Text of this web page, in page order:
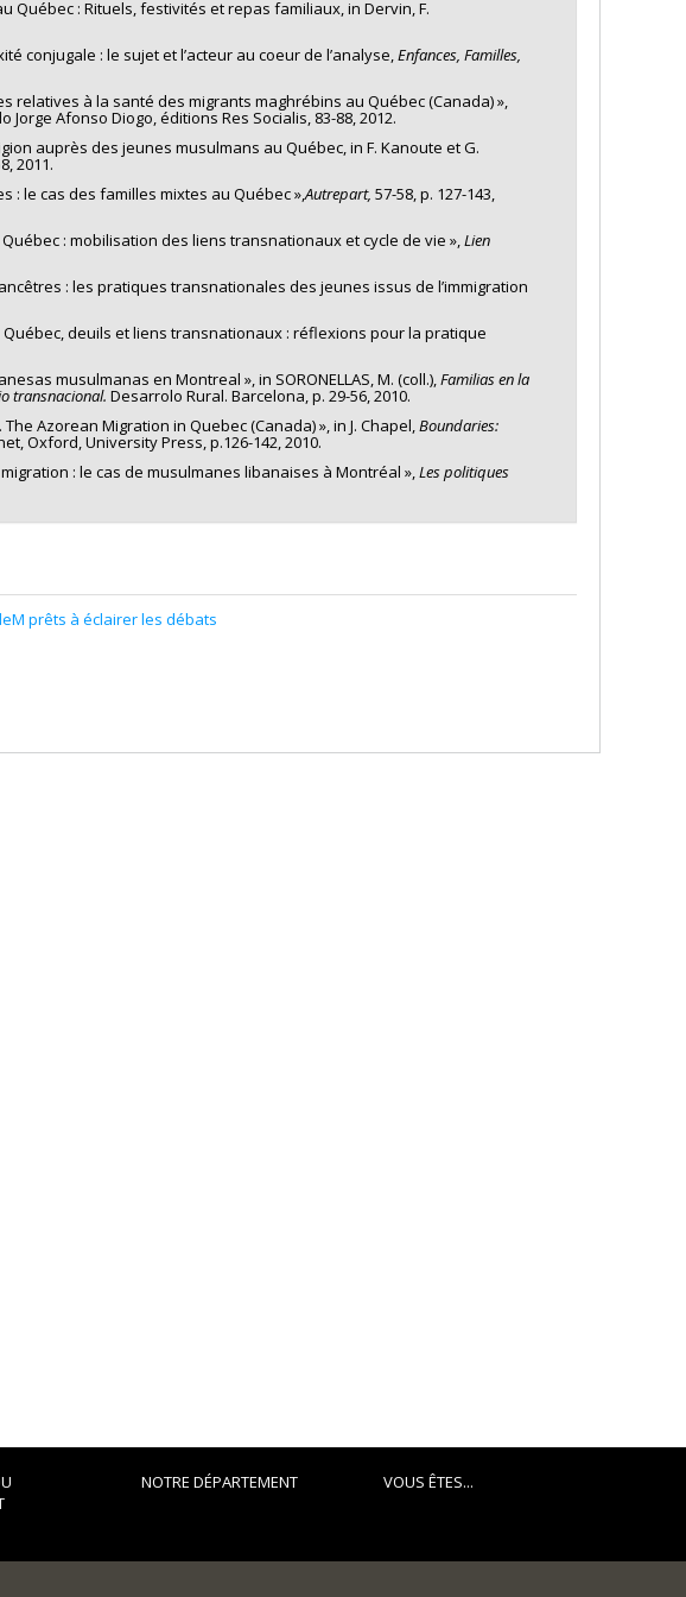
Québec : Rituels, festivités et repas familiaux, in Dervin, F.
conjugale : le sujet et l’acteur au coeur de l’analyse,Enfances, Familles,
relatives à la santé des migrants maghrébins au Québec (Canada) »,
Jorge Afonso Diogo, éditions Res Socialis, 83-88, 2012.
auprès des jeunes musulmans au Québec, in F. Kanoute et G.
2011.
: le cas des familles mixtes au Québec »,Autrepart, 57-58, p. 127-143,
: mobilisation des liens transnationaux et cycle de vie »,Lien
: les pratiques transnationales des jeunes issus de l’immigration
Québec, deuils et liens transnationaux : réflexions pour la pratique
musulmanas en Montreal », in SORONELLAS, M. (coll.),Familias en la
transnacional. Desarrolo Rural. Barcelona, p. 29-56, 2010.
Azorean Migration in Quebec (Canada) », in J. Chapel,Boundaries:
Oxford, University Press, p.126-142, 2010.
: le cas de musulmanes libanaises à Montréal »,Les politiques
prêts à éclairer les débats
NOTRE DÉPARTEMENT VOUS ÊTES...